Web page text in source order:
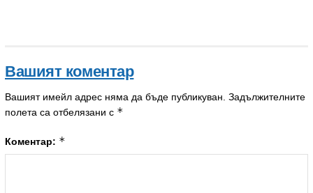
Вашият коментар
Вашият имейл адрес няма да бъде публикуван. Задължителните
полета са отбелязани с *
Коментар: *